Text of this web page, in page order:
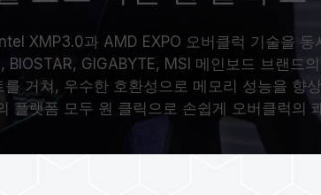
XMP3.0과 AMD EXPO 오버클럭 기술을
BIOSTAR, GIGABYTE, MSI 메인보드 브랜드
를 거쳐, 우수한 호환성으로 메모리 성능을 향
플랫폼 모두 원 클릭으로 손쉽게 오버클럭의